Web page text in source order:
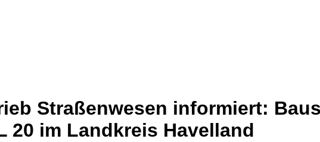
Straßenwesen informiert:
20 im Landkreis Havelland